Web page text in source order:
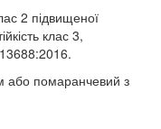
2 підвищеної
клас 3,
або помаранчевий з